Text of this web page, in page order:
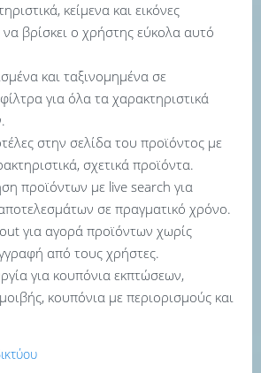
κείμενα και εικόνες
βρίσκει ο χρήστης εύκολα αυτό
και ταξινομημένα σε
για όλα τα χαρακτηριστικά
στην σελίδα του προϊόντος με
σχετικά προϊόντα.
προϊόντων με live search για
σε πραγματικό χρόνο.
για αγορά προϊόντων χωρίς
από τους χρήστες.
για κουπόνια εκπτώσεων,
κουπόνια με περιορισμούς και